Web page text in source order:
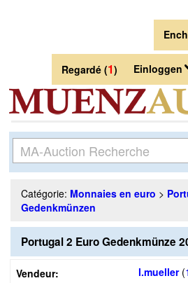
Regardé (1) Einloggen
Catégorie: Monnaies en euro >
Gedenkmünzen
Portugal 2 Euro Gedenkmünze
Vendeur: l.mueller(